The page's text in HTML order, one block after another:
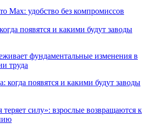
появятся и какими будут заводы
фундаментальные изменения в
труда
силу»: взрослые возвращаются к